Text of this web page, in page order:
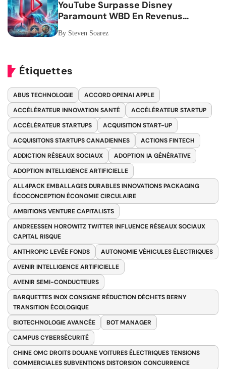
YouTube Surpasse Disney
Paramount WBD En Revenus
Publicitaires
By Steven Soarez
Étiquettes
ABUS TECHNOLOGIE
ACCORD OPENAI APPLE
ACCÉLÉRATEUR INNOVATION SANTÉ
ACCÉLÉRATEUR STARTUP
ACCÉLÉRATEUR STARTUPS
ACQUISITION START-UP
ACQUISITONS STARTUPS CANADIENNES
ACTIONS FINTECH
ADDICTION RÉSEAUX SOCIAUX
ADOPTION IA GÉNÉRATIVE
ADOPTION INTELLIGENCE ARTIFICIELLE
ALL4PACK EMBALLAGES DURABLES INNOVATIONS PACKAGING
ÉCOCONCEPTION ÉCONOMIE CIRCULAIRE
AMBITIONS VENTURE CAPITALISTS
ANDREESSEN HOROWITZ TWITTER INFLUENCE RÉSEAUX SOCIAUX
CAPITAL RISQUE
ANTHROPIC LEVÉE FONDS
AUTONOMIE VÉHICULES ÉLECTRIQUES
AVENIR INTELLIGENCE ARTIFICIELLE
AVENIR SEMI-CONDUCTEURS
BARQUETTES INOX CONSIGNE RÉDUCTION DÉCHETS BERNY
TRANSITION ÉCOLOGIQUE
BIOTECHNOLOGIE AVANCÉE
BOT MANAGER
CAMPUS CYBERSÉCURITÉ
CHINE OMC DROITS DOUANE VOITURES ÉLECTRIQUES TENSIONS
COMMERCIALES SUBVENTIONS DISTORSION CONCURRENCE